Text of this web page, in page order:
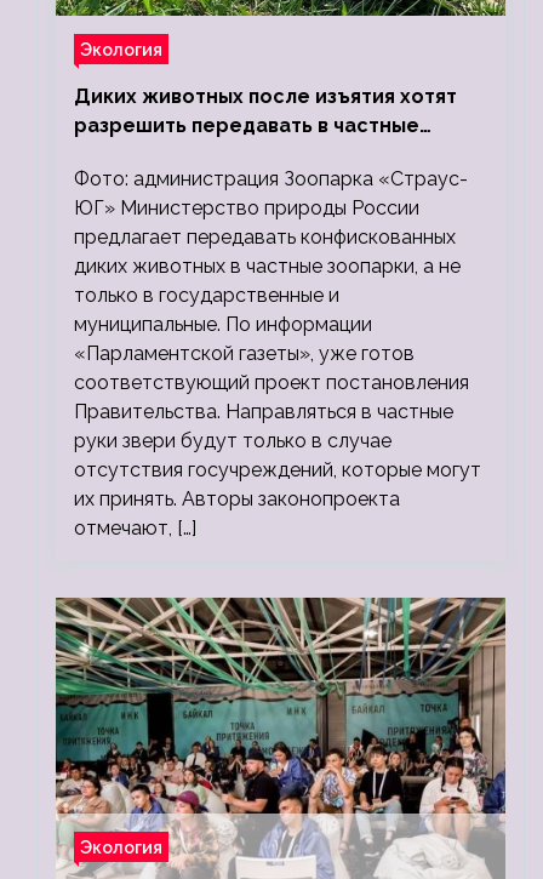
Экология
Диких животных после изъятия хотят
разрешить передавать в частные
Фото: администрация Зоопарка «Страус-
ЮГ» Министерство природы России
предлагает передавать конфискованных
диких животных в частные зоопарки, а не
только в государственные и
муниципальные. По информации
«Парламентской газеты», уже готов
соответствующий проект постановления
Правительства. Направляться в частные
руки звери будут только в случае
отсутствия госучреждений, которые могут
их принять. Авторы законопроекта
отмечают, […]
Экология